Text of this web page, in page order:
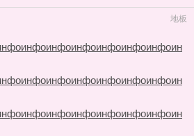
地板
инфоинфоинфоинфоинфоинфоин
инфоинфоинфоинфоинфоинфоин
инфоинфоинфоинфоинфоинфоин